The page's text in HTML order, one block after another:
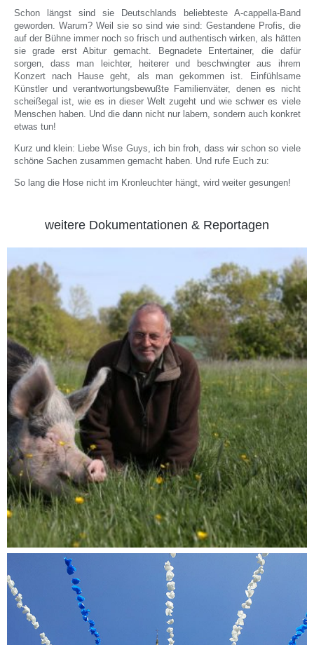
Schon längst sind sie Deutschlands beliebteste A-cappella-Band
geworden. Warum? Weil sie so sind wie sind: Gestandene Profis, die
auf der Bühne immer noch so frisch und authentisch wirken, als hätten
sie grade erst Abitur gemacht. Begnadete Entertainer, die dafür
sorgen, dass man leichter, heiterer und beschwingter aus ihrem
Konzert nach Hause geht, als man gekommen ist. Einfühlsame
Künstler und verantwortungsbewußte Familienväter, denen es nicht
scheißegal ist, wie es in dieser Welt zugeht und wie schwer es viele
Menschen haben. Und die dann nicht nur labern, sondern auch konkret
etwas tun!
Kurz und klein: Liebe Wise Guys, ich bin froh, dass wir schon so viele
schöne Sachen zusammen gemacht haben. Und rufe Euch zu:
So lang die Hose nicht im Kronleuchter hängt, wird weiter gesungen!
weitere Dokumentationen & Reportagen
Menschenrechte für Tiere?
Dokumentationen